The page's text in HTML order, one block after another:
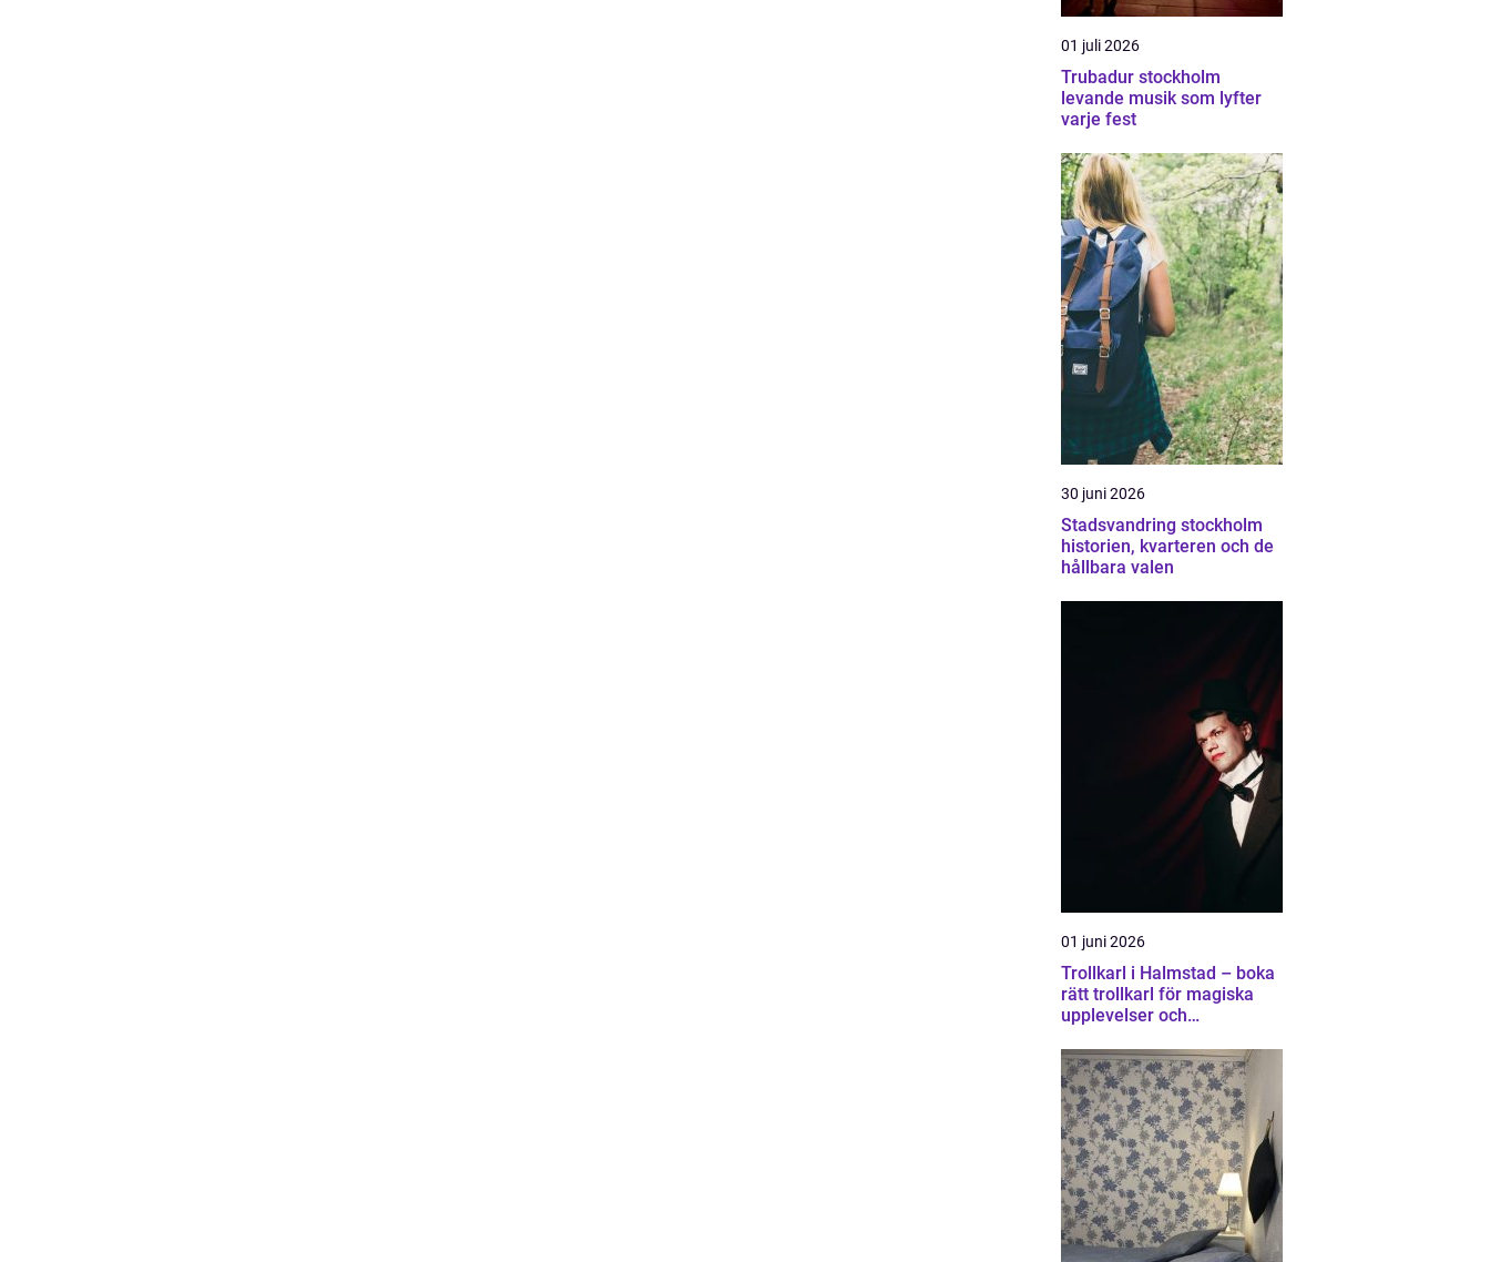
01 juli 2026
Trubadur stockholm
levande musik som lyfter
varje fest
30 juni 2026
Stadsvandring stockholm
historien, kvarteren och de
hållbara valen
01 juni 2026
Trollkarl i Halmstad – boka
rätt trollkarl för magiska
upplevelser och